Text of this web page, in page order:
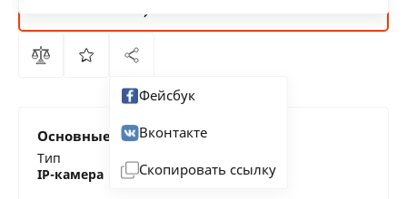
Фейсбук
Вконтакте
Скопировать ссылку
Основные характеристики
Тип
IP-камера